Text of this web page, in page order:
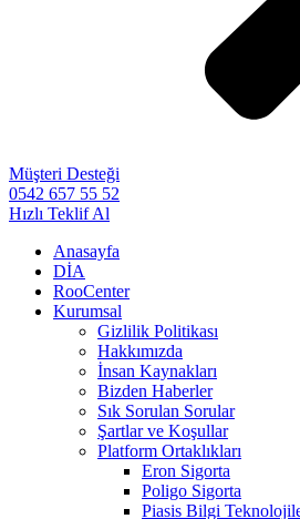
Müşteri Desteği
0542 657 55 52
Hızlı Teklif Al
Anasayfa
DİA
RooCenter
Kurumsal
Gizlilik Politikası
Hakkımızda
İnsan Kaynakları
Bizden Haberler
Sık Sorulan Sorular
Şartlar ve Koşullar
Platform Ortaklıkları
Eron Sigorta
Poligo Sigorta
Piasis Bilgi